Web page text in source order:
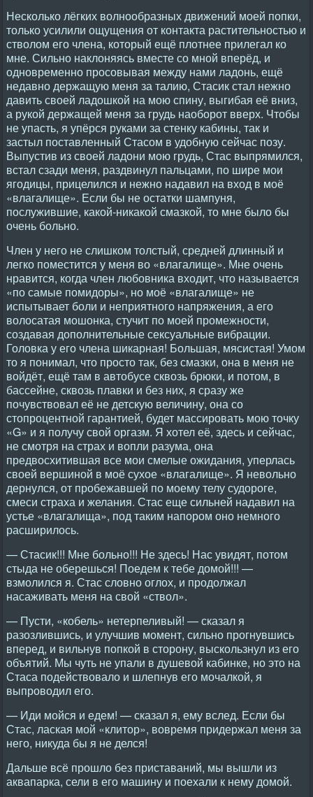
Несколько лёгких волнообразных движений моей попки,
только усилили ощущения от контакта растительностью и
стволом его члена, который ещё плотнее прилегал ко
мне. Сильно наклоняясь вместе со мной вперёд, и
одновременно просовывая между нами ладонь, ещё
недавно держащую меня за талию, Стасик стал нежно
давить своей ладошкой на мою спину, выгибая её вниз,
а рукой держащей меня за грудь наоборот вверх. Чтобы
не упасть, я упёрся руками за стенку кабины, так и
застыл поставленный Стасом в удобную сейчас позу.
Выпустив из своей ладони мою грудь, Стас выпрямился,
встал сзади меня, раздвинул пальцами, по шире мои
ягодицы, прицелился и нежно надавил на вход в моё
«влагалище». Если бы не остатки шампуня,
послужившие, какой-никакой смазкой, то мне было бы
очень больно.
Член у него не слишком толстый, средней длинный и
легко поместится у меня во «влагалище». Мне очень
нравится, когда член любовника входит, что называется
«по самые помидоры», но моё «влагалище» не
испытывает боли и неприятного напряжения, а его
волосатая мошонка, стучит по моей промежности,
создавая дополнительные сексуальные вибрации.
Головка у его члена шикарная! Большая, мясистая! Умом
то я понимал, что просто так, без смазки, она в меня не
войдёт, ещё там в автобусе сквозь брюки, и потом, в
бассейне, сквозь плавки и без них, я сразу же
почувствовал её не детскую величину, она со
стопроцентной гарантией, будет массировать мою точку
«G» и я получу свой оргазм. Я хотел её, здесь и сейчас,
не смотря на страх и вопли разума, она
предвосхитившая все мои смелые ожидания, уперлась
своей вершиной в моё сухое «влагалище». Я невольно
дернулся, от пробежавшей по моему телу судороге,
смеси страха и желания. Стас еще сильней надавил на
устье «влагалища», под таким напором оно немного
расширилось.
— Стасик!!! Мне больно!!! Не здесь! Нас увидят, потом
стыда не оберешься! Поедем к тебе домой!!! —
взмолился я. Стас словно оглох, и продолжал
насаживать меня на свой «ствол».
— Пусти, «кобель» нетерпеливый! — сказал я
разозлившись, и улучшив момент, сильно прогнувшись
вперед, и вильнув попкой в сторону, выскользнул из его
объятий. Мы чуть не упали в душевой кабинке, но это на
Стаса подействовало и шлепнув его мочалкой, я
выпроводил его.
— Иди мойся и едем! — сказал я, ему вслед. Если бы
Стас, лаская мой «клитор», вовремя придержал меня за
него, никуда бы я не делся!
Дальше всё прошло без приставаний, мы вышли из
аквапарка, сели в его машину и поехали к нему домой.